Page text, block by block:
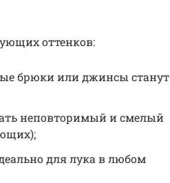
оттенков:
брюки или джинсы станут
неповторимый и смелый
для лука в любом